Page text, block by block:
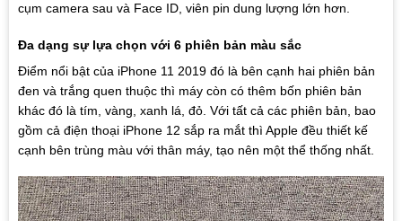
cụm camera sau và Face ID, viên pin dung lượng lớn hơn.
Đa dạng sự lựa chọn với 6 phiên bản màu sắc
Điểm nổi bật của iPhone 11 2019 đó là bên cạnh hai phiên bản
đen và trắng quen thuộc thì máy còn có thêm bốn phiên bản
khác đó là tím, vàng, xanh lá, đỏ. Với tất cả các phiên bản, bao
gồm cả điện thoại iPhone 12 sắp ra mắt thì Apple đều thiết kế
cạnh bên trùng màu với thân máy, tạo nên một thể thống nhất.